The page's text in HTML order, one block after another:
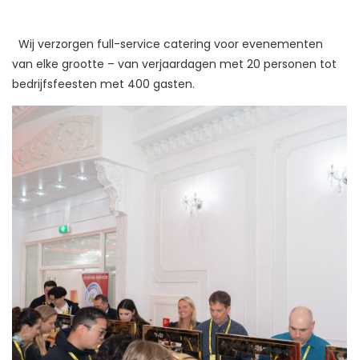
van elke grootte – van verjaardagen met 20 personen tot